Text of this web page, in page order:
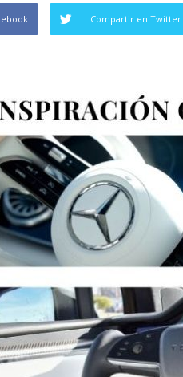
Compartir en Twitter